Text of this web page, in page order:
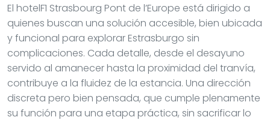
El hotelF1 Strasbourg Pont de l’Europe está dirigido a
quienes buscan una solución accesible, bien ubicada
y funcional para explorar Estrasburgo sin
complicaciones. Cada detalle, desde el desayuno
servido al amanecer hasta la proximidad del tranvía,
contribuye a la fluidez de la estancia. Una dirección
discreta pero bien pensada, que cumple plenamente
su función para una etapa práctica, sin sacrificar lo